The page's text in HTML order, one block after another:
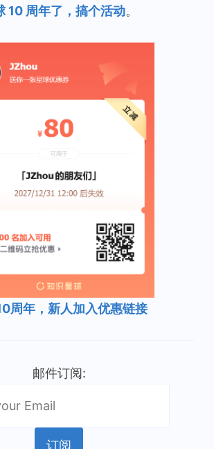
10 周年了，搞个活动。
周年，新人加入优惠链接
邮件订阅: